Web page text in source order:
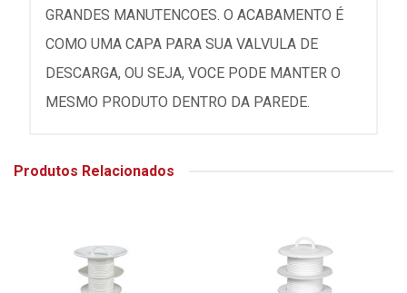
GRANDES MANUTENCOES. O ACABAMENTO É
COMO UMA CAPA PARA SUA VALVULA DE
DESCARGA, OU SEJA, VOCE PODE MANTER O
MESMO PRODUTO DENTRO DA PAREDE.
Produtos Relacionados